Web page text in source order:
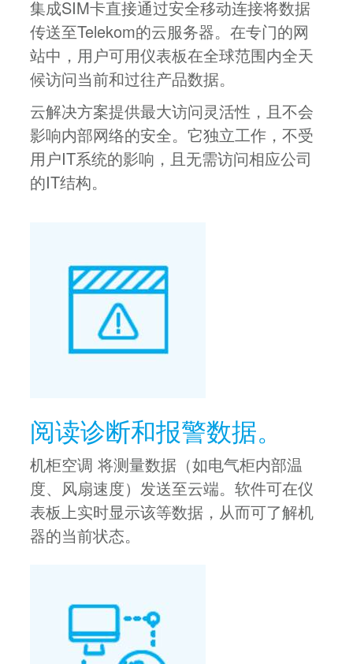
集成SIM卡直接通过安全移动连接将数据
传送至Telekom的云服务器。在专门的网
站中，用户可用仪表板在全球范围内全天
候访问当前和过往产品数据。
云解决方案提供最大访问灵活性，且不会
影响内部网络的安全。它独立工作，不受
用户IT系统的影响，且无需访问相应公司
的IT结构。
阅读诊断和报警数据。
机柜空调 将测量数据（如电气柜内部温
度、风扇速度）发送至云端。软件可在仪
表板上实时显示该等数据，从而可了解机
器的当前状态。